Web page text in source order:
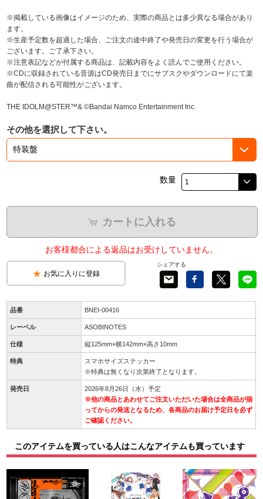
※掲載している画像はイメージのため、実際の商品とは多少異なる場合があり
ます。
※生産予定数を超過した場合、ご注文の途中終了や発売日の変更を行う場合が
ございます。ご了承下さい。
※注意表記などが付属する商品は、記載内容をよく読んでご使用ください。
※CDに収録されている音源はCD発売日までにサブスクやダウンロードにて楽
曲が配信される可能性がございます。
THE IDOLM@STER™& ©Bandai Namco Entertainment Inc.
その他を選択して下さい。
数量
カートに入れる
お客様都合による返品はお受けしていません。
お気に入りに登録
シェアする
品番 BNEI-00416
レーベル ASOBINOTES
仕様 縦125mm×横142mm×高さ10mm
特典
スマホサイズステッカー
※特典は無くなり次第終了となります。
発売日
2026年8月26日（水）予定
※他の商品とあわせてご注文いただいた場合は全商品が揃
ってからの発送となるため、各商品のお届け予定日を必ず
ご確認ください。
このアイテムを買っている人はこんなアイテムも買っています